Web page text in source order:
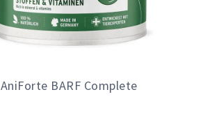
AniForte BARF Complete